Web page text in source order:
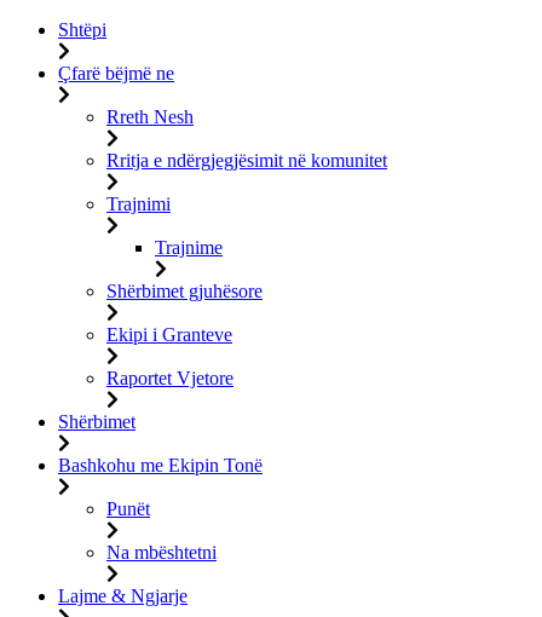
Shtëpi
Çfarë bëjmë ne
Rreth Nesh
Rritja e ndërgjegjësimit në komunitet
Trajnimi
Trajnime
Shërbimet gjuhësore
Ekipi i Granteve
Raportet Vjetore
Shërbimet
Bashkohu me Ekipin Tonë
Punët
Na mbështetni
Lajme & Ngjarje